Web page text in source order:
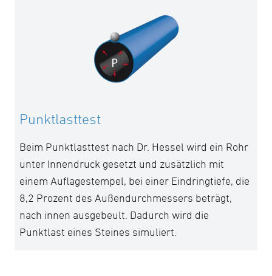
Punktlasttest
Beim Punktlasttest nach Dr. Hessel wird ein Rohr
unter Innendruck gesetzt und zusätzlich mit
einem Auflagestempel, bei einer Eindringtiefe, die
8,2 Prozent des Außendurchmessers beträgt,
nach innen ausgebeult. Dadurch wird die
Punktlast eines Steines simuliert.